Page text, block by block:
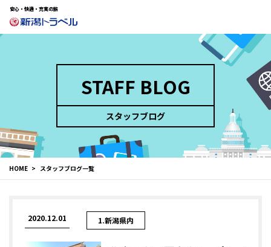
安心・快適・充実の旅
STAFF BLOG
スタッフブログ
HOME スタッフブログ一覧
2020.12.01 1.新潟県内